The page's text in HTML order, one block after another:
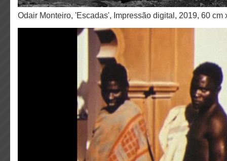
Odair Monteiro, 'Escadas', Impressão digital, 2019, 60 cm